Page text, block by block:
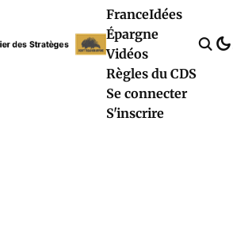
FranceIdées
Épargne
Vidéos
Règles du CDS
Se connecter
S'inscrire